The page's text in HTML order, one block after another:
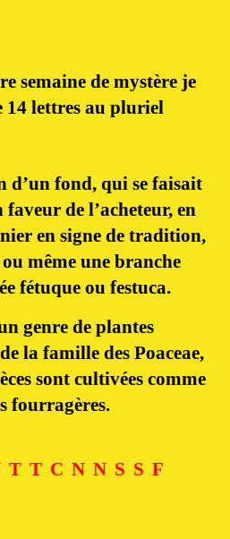
semaine de mystère je
14 lettres au pluriel
d’un fond, qui se faisait
de l’acheteur, en
en signe de tradition,
même une branche
fétuque ou festuca.
genre de plantes
la famille des Poaceae,
sont cultivées comme
fourragères.
T C N N S S F